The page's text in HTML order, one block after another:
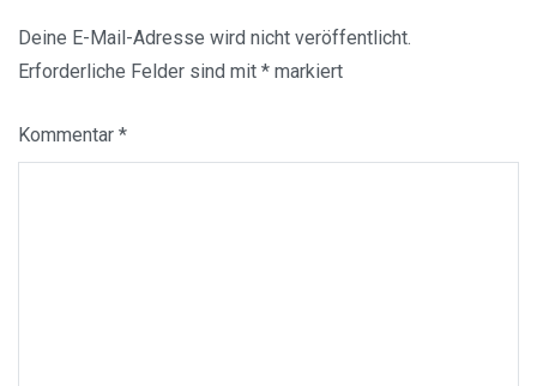
Deine E-Mail-Adresse wird nicht veröffentlicht.
Erforderliche Felder sind mit * markiert
Kommentar *